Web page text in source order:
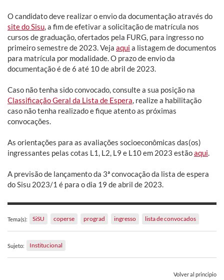
O candidato deve realizar o envio da documentação através do
site do Sisu, a fim de efetivar a solicitação de matrícula nos
cursos de graduação, ofertados pela FURG, para ingresso no
primeiro semestre de 2023. Veja aqui a listagem de documentos
para matrícula por modalidade. O prazo de envio da
documentação é de 6 até 10 de abril de 2023.
Caso não tenha sido convocado, consulte a sua posição na
Classificação Geral da Lista de Espera, realize a habilitação
caso não tenha realizado e fique atento as próximas
convocações.
As orientações para as avaliações socioeconômicas das(os)
ingressantes pelas cotas L1, L2, L9 e L10 em 2023 estãoaqui.
A previsão de lançamento da 3ª convocação da lista de espera
do Sisu 2023/1 é para o dia 19 de abril de 2023.
Tema(s): SiSU coperse prograd ingresso lista de convocados
Sujeto: Institucional
Volver al principio